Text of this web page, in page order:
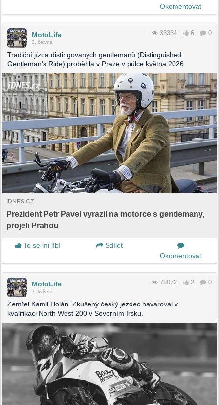
Okomentovat
MotoLife
3. června
33334 6 0
Tradiční jízda distingovaných gentlemanů (Distinguished
Gentleman’s Ride) proběhla v Praze v půlce května 2026
IDNES.CZ
Prezident Petr Pavel vyrazil na motorce s gentlemany,
projeli Prahou
To se mi líbí
Sdílet
Okomentovat
MotoLife
7. května
78072 2 0
Zemřel Kamil Holán. Zkušený český jezdec havaroval v
kvalifikaci North West 200 v Severním Irsku.